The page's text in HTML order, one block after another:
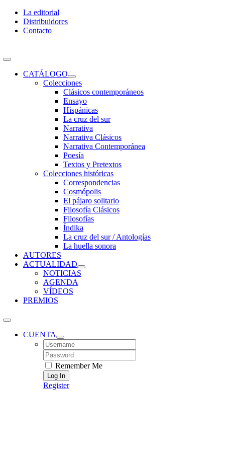
Skip
content
La editorial
Distribuidores
Contacto
Toggle
NavigationCATÁLOGO
Colecciones
Clásicos contemporáneos
Ensayo
Hispánicas
La cruz del sur
Narrativa
Narrativa Clásicos
Narrativa Contemporánea
Poesía
Textos y Pretextos
Colecciones históricas
Correspondencias
Cosmópolis
El pájaro solitario
Filosofía Clásicos
Filosofías
Índika
La cruz del sur / Antologías
La huella sonora
AUTORES
ACTUALIDAD
NOTICIAS
AGENDA
VÍDEOS
PREMIOS
CUENTA
Username:
Password:
Remember Me
Register